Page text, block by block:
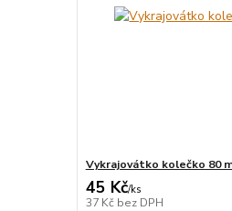
Vykrajovátko kolečko 80
45 Kč/ks
37 Kč bez DPH